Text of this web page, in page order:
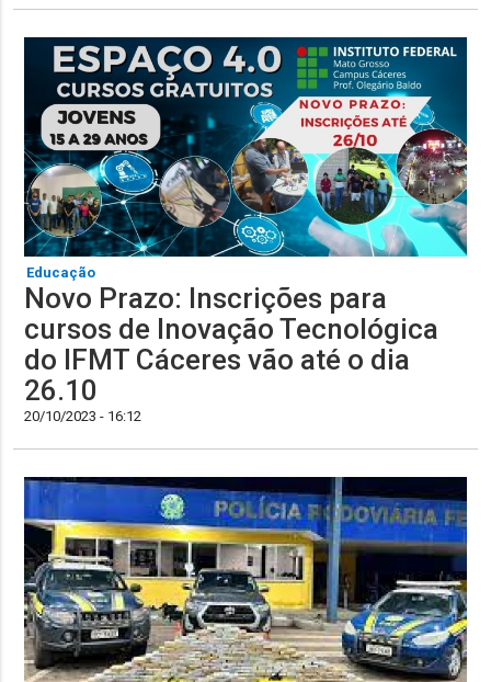
Educação
Novo Prazo: Inscrições para
cursos de Inovação Tecnológica
do IFMT Cáceres vão até o dia
26.10
20/10/2023 - 16:12